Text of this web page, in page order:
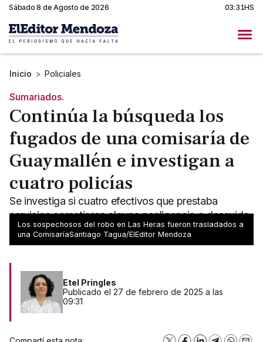
Sábado 8 de Agosto de 2026 03:31HS
Inicio > Policiales
Sumariados.
Continúa la búsqueda los
fugados de una comisaría de
Guaymallén e investigan a
cuatro policías
Se investiga si cuatro efectivos que prestaba
servicios cometieron alguna negligencia o descuido,
lo que facilitó la fuga de la comisaría.
Los sospechosos del robo en Las Heras fueron trasladados a
una ComisaríaSantiago Tagua/ElEditor Mendoza
Etel Pringles
Publicado el 27 de febrero de 2025 a las
09:31